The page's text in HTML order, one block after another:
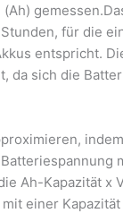
für die
entspricht.
da sich die
Ah-Kapazität x
einer